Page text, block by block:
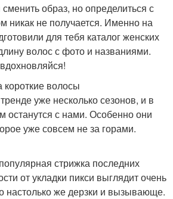
образ, но определиться с
никак не получается. Именно на
для тебя каталог женских
волос с фото и названиями.
волосы
уже несколько сезонов, и в
с нами. Особенно они
уже совсем не за горами.
стрижка последних
от укладки пикси выглядит очень
настолько же дерзки и вызывающе.